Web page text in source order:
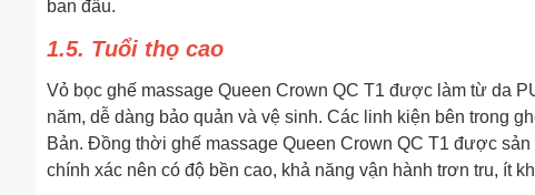
ban đầu.
1.5. Tuổi thọ cao
Vỏ bọc ghế massage Queen Crown QC T1 được làm từ da
năm, dễ dàng bảo quản và vệ sinh. Các linh kiện bên trong
Bản. Đồng thời ghế massage Queen Crown QC T1 được
chính xác nên có độ bền cao, khả năng vận hành trơn tru, ít